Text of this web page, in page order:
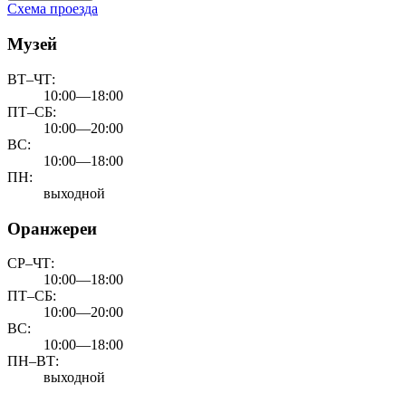
Схема проезда
Музей
ВТ–ЧТ:
10:00—18:00
ПТ–СБ:
10:00—20:00
ВС:
10:00—18:00
ПН:
выходной
Оранжереи
СР–ЧТ:
10:00—18:00
ПТ–СБ:
10:00—20:00
ВС:
10:00—18:00
ПН–ВТ:
выходной